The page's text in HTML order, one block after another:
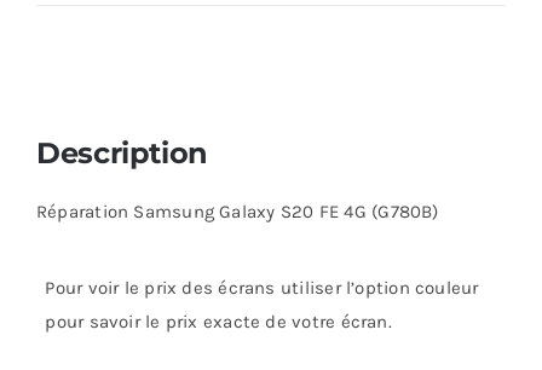
Description
Réparation Samsung Galaxy S20 FE 4G (G780B)
Pour voir le prix des écrans utiliser l’option couleur
pour savoir le prix exacte de votre écran.